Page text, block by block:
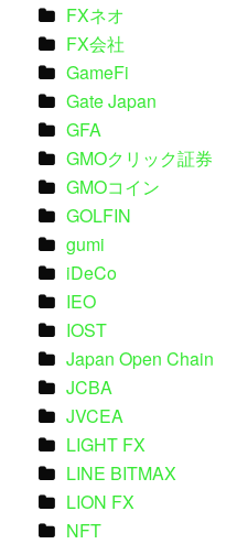
FXネオ
FX会社
GameFi
Gate Japan
GFA
GMOクリック証券
GMOコイン
GOLFIN
gumi
iDeCo
IEO
IOST
Japan Open Chain
JCBA
JVCEA
LIGHT FX
LINE BITMAX
LION FX
NFT